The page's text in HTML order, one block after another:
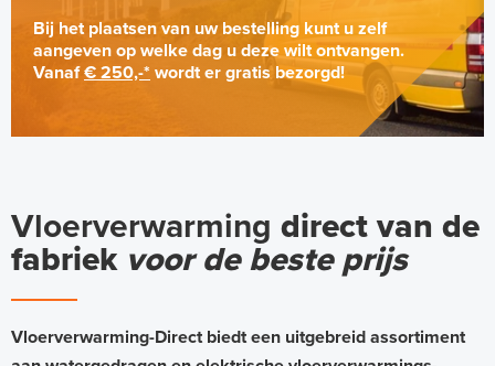
Bij het plaatsen van uw bestelling kunt u zelf
aangeven op welke dag u deze wilt ontvangen.
Vanaf€ 250,-* wordt er gratis bezorgd!
Vloerverwarming direct van de
fabriek voor de beste prijs
Vloerverwarming-Direct biedt een uitgebreid assortiment